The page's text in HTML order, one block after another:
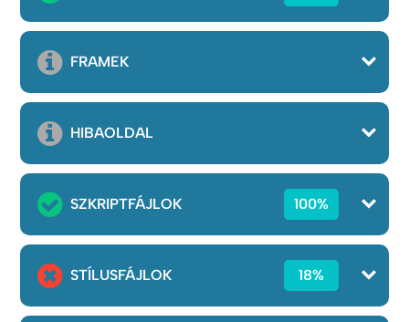
FRAMEK
HIBAOLDAL
SZKRIPTFÁJLOK 100%
STÍLUSFÁJLOK 18%